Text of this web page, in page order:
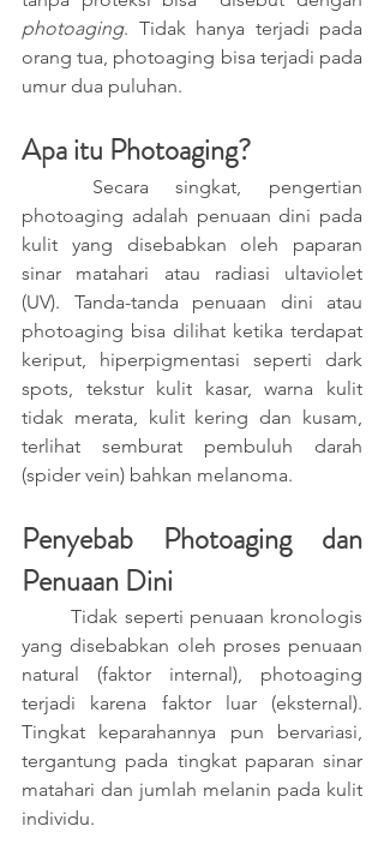
photoaging. Tidak hanya terjadi pada
orang tua, photoaging bisa terjadi pada
umur dua puluhan.
Apa itu Photoaging?
photoaging adalah penuaan dini pada
kulit yang disebabkan oleh paparan
sinar matahari atau radiasi ultaviolet
(UV). Tanda-tanda penuaan dini atau
photoaging bisa dilihat ketika terdapat
keriput, hiperpigmentasi seperti dark
spots, tekstur kulit kasar, warna kulit
tidak merata, kulit kering dan kusam,
terlihat semburat pembuluh darah
(spider vein) bahkan melanoma.
Penyebab Photoaging dan
Penuaan Dini
	Tidak seperti penuaan kronologis
yang disebabkan oleh proses penuaan
natural (faktor internal), photoaging
terjadi karena faktor luar (eksternal).
Tingkat keparahannya pun bervariasi,
tergantung pada tingkat paparan sinar
matahari dan jumlah melanin pada kulit
individu.